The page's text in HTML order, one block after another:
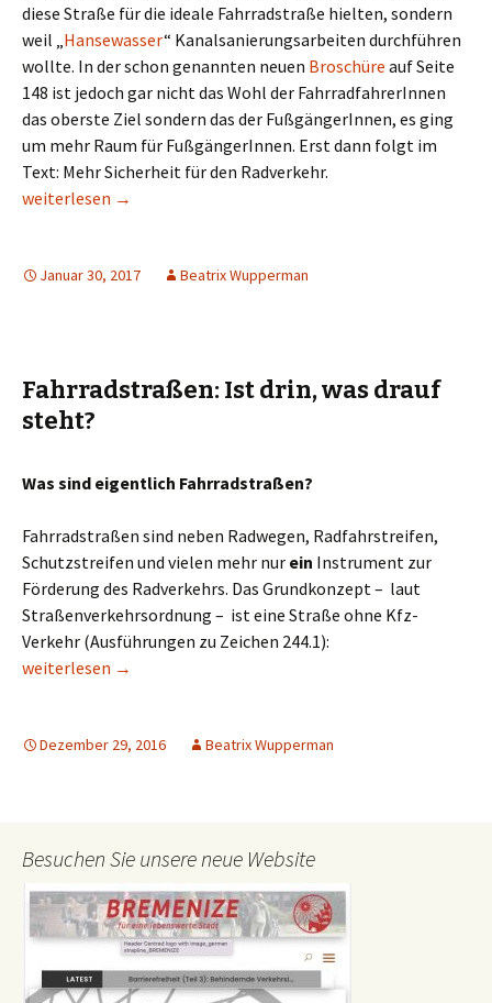
diese Straße für die ideale Fahrradstraße hielten, sondern
weil „Hansewasser“ Kanalsanierungsarbeiten durchführen
wollte. In der schon genannten neuen Broschüre auf Seite
148 ist jedoch gar nicht das Wohl der FahrradfahrerInnen
das oberste Ziel sondern das der FußgängerInnen, es ging
um mehr Raum für FußgängerInnen. Erst dann folgt im
Text: Mehr Sicherheit für den Radverkehr.
Fahrradstraßen in Bremen: Paradebeispiel Humboldtstraße
weiterlesen →
Januar 30, 2017 Beatrix Wupperman
Fahrradstraßen: Ist drin, was drauf
steht?
Was sind eigentlich Fahrradstraßen?
Fahrradstraßen sind neben Radwegen, Radfahrstreifen,
Schutzstreifen und vielen mehr nur ein Instrument zur
Förderung des Radverkehrs. Das Grundkonzept – laut
Straßenverkehrsordnung – ist eine Straße ohne Kfz-
Verkehr (Ausführungen zu Zeichen 244.1):
Fahrradstraßen: Ist drin, was drauf steht?
weiterlesen →
Dezember 29, 2016 Beatrix Wupperman
Besuchen Sie unsere neue Website